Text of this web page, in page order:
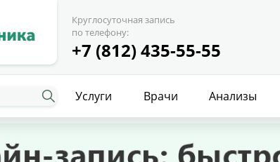
Круглосуточная запись
по телефону:
+7 (812) 435-55-55
Услуги Врачи Анализы